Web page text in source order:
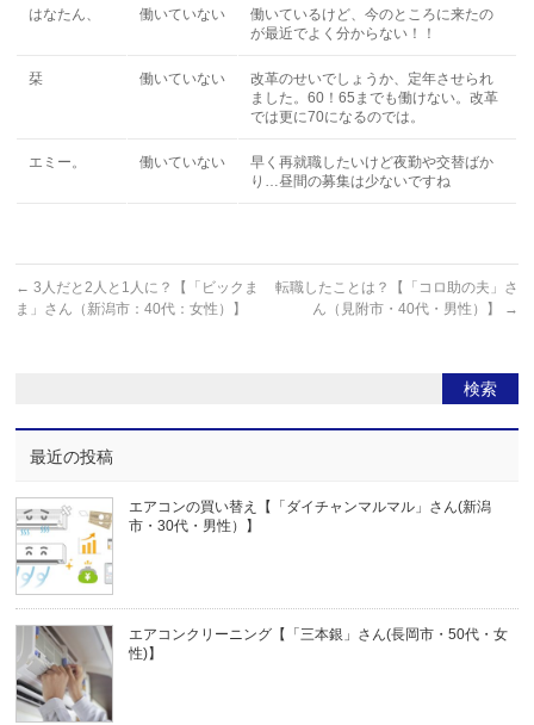
はなたん、 働いていない
働いているけど、今のところに来たの
が最近でよく分からない！！
栞 働いていない
改革のせいでしょうか、定年させられ
ました。60！65までも働けない。改革
では更に70になるのでは。
エミー。 働いていない
早く再就職したいけど夜勤や交替ばか
り…昼間の募集は少ないですね
← 3人だと2人と1人に？【「ビックま
ま」さん（新潟市：40代：女性）】
転職したことは？【「コロ助の夫」さ
ん（見附市・40代・男性）】
→
最近の投稿
エアコンの買い替え【「ダイチャンマルマル」さん(新潟
市・30代・男性）】
エアコンクリーニング【「三本銀」さん(長岡市・50代・女
性)】